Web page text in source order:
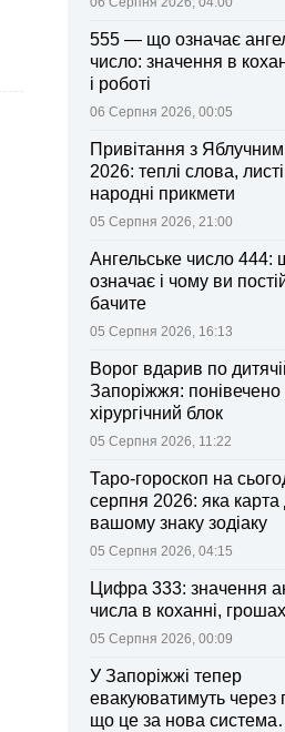
555 — що означає
число: значення в
і роботі
06 Серпня 2026, 00:05
Привітання з
2026: теплі слова,
народні прикмети
05 Серпня 2026, 21:00
Ангельське число 444:
означає і чому ви
бачите
05 Серпня 2026, 16:13
Ворог вдарив по
Запоріжжя: понівечено
хірургічний блок
05 Серпня 2026, 11:22
Таро-гороскоп на
серпня 2026: яка
вашому знаку зодіаку
05 Серпня 2026, 04:15
Цифра 333: значення
числа в коханні, грошах
05 Серпня 2026, 00:09
У Запоріжжі тепер
евакуюватимуть через
що це за нова система